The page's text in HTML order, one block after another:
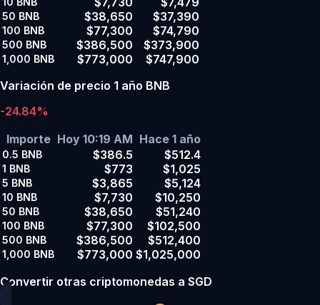
50 BNB $38,650 $37,390
100 BNB $77,300 $74,790
500 BNB $386,500 $373,900
1,000 BNB $773,000
$747,900
Variación de precio 1 año BNB
-24.84%
Importe Hoy 10:19 AM Hace 1 año
0.5 BNB $386.5 $512.4
1 BNB $773 $1,025
5 BNB $3,865 $5,124
10 BNB $7,730 $10,250
50 BNB $38,650 $51,240
100 BNB $77,300 $102,500
500 BNB $386,500 $512,400
1,000 BNB $773,000 $1,025,000
Convertir otras criptomonedas a SGD